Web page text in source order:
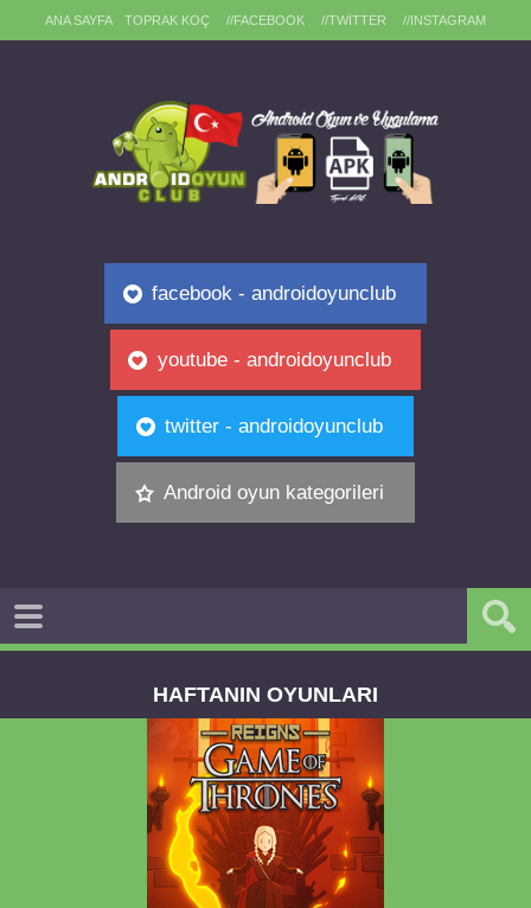
ANA SAYFA TOPRAK KOÇ //FACEBOOK //TWITTER //INSTAGRAM
facebook - androidoyunclub
youtube - androidoyunclub
twitter - androidoyunclub
Android oyun kategorileri
HAFTANIN OYUNLARI